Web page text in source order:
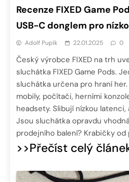
Recenze FIXED Game
USB-C donglem pro
Adolf Pupík 22.01.2025 0
Český výrobce FIXED na trh
sluchátka FIXED Game Pods.
sluchátka určena pro hraní
mobily, počítači, herními
headsety. Slibují nízkou
Jsou sluchátka opravdu
prodejního balení? Krabičky od
>>Přečíst celý